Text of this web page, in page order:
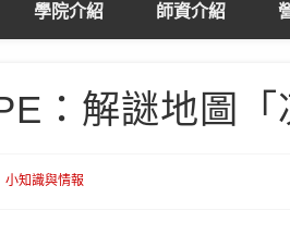
學院介紹 師資介紹
：解謎地圖「
小知識與情報